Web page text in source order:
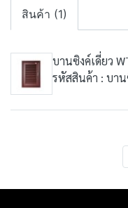
สินค้า (1)
บานซิงค์เดี่ยว
รหัสสินค้า : บาน